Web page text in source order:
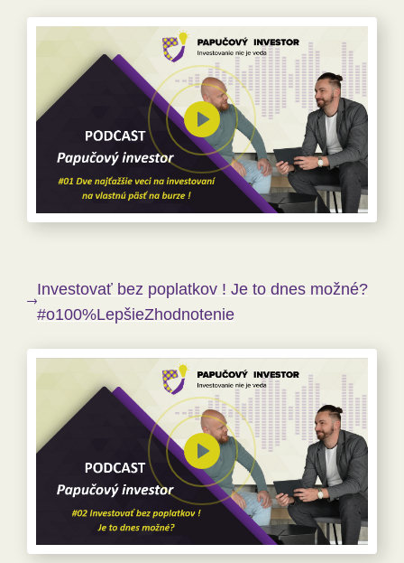
Investovať bez poplatkov ! Je to dnes možné?
#o100%LepšieZhodnotenie